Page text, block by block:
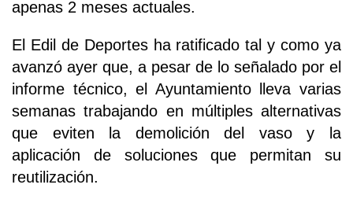
apenas 2 meses actuales.
El Edil de Deportes ha ratificado tal y como ya
avanzó ayer que, a pesar de lo señalado por el
informe técnico, el Ayuntamiento lleva varias
semanas trabajando en múltiples alternativas
que eviten la demolición del vaso y la
aplicación de soluciones que permitan su
reutilización.